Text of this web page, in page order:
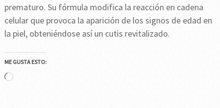
prematuro. Su fórmula modifica la reacción en cadena
celular que provoca la aparición de los signos de edad en
la piel, obteniéndose así un cutis revitalizado.
ME GUSTA ESTO:
Cargando...